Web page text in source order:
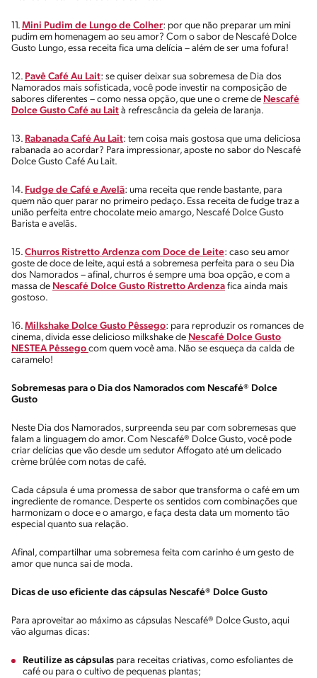
11. Mini Pudim de Lungo de Colher: por que não preparar um mini
pudim em homenagem ao seu amor? Com o sabor de Nescafé Dolce
Gusto Lungo, essa receita fica uma delícia – além de ser uma fofura!
12. Pavê Café Au Lait: se quiser deixar sua sobremesa de Dia dos
Namorados mais sofisticada, você pode investir na composição de
sabores diferentes – como nessa opção, que une o creme de Nescafé
Dolce Gusto Café au Lait à refrescância da geleia de laranja.
13. Rabanada Café Au Lait: tem coisa mais gostosa que uma deliciosa
rabanada ao acordar? Para impressionar, aposte no sabor do Nescafé
Dolce Gusto Café Au Lait.
14. Fudge de Café e Avelã: uma receita que rende bastante, para
quem não quer parar no primeiro pedaço. Essa receita de fudge traz a
união perfeita entre chocolate meio amargo, Nescafé Dolce Gusto
Barista e avelãs.
15. Churros Ristretto Ardenza com Doce de Leite: caso seu amor
goste de doce de leite, aqui está a sobremesa perfeita para o seu Dia
dos Namorados – afinal, churros é sempre uma boa opção, e com a
massa de Nescafé Dolce Gusto Ristretto Ardenza fica ainda mais
gostoso.
16. Milkshake Dolce Gusto Pêssego: para reproduzir os romances de
cinema, divida esse delicioso milkshake de Nescafé Dolce Gusto
NESTEA Pêssego com quem você ama. Não se esqueça da calda de
caramelo!
Sobremesas para o Dia dos Namorados com Nescafé® Dolce
Gusto
Neste Dia dos Namorados, surpreenda seu par com sobremesas que
falam a linguagem do amor. Com Nescafé® Dolce Gusto, você pode
criar delícias que vão desde um sedutor Affogato até um delicado
crème brûlée com notas de café.
Cada cápsula é uma promessa de sabor que transforma o café em um
ingrediente de romance. Desperte os sentidos com combinações que
harmonizam o doce e o amargo, e faça desta data um momento tão
especial quanto sua relação.
Afinal, compartilhar uma sobremesa feita com carinho é um gesto de
amor que nunca sai de moda.
Dicas de uso eficiente das cápsulas Nescafé® Dolce Gusto
Para aproveitar ao máximo as cápsulas Nescafé® Dolce Gusto, aqui
vão algumas dicas:
Reutilize as cápsulas para receitas criativas, como esfoliantes de
café ou para o cultivo de pequenas plantas;